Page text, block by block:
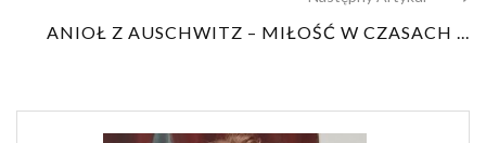
ANIOŁ Z AUSCHWITZ – MIŁOŚĆ W CZASACH ...